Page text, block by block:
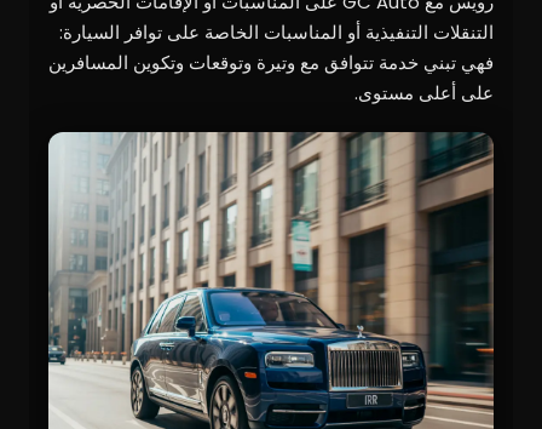
التنقلات التنفيذية أو المناسبات الخاصة على توافر السيارة:
فهي تبني خدمة تتوافق مع وتيرة وتوقعات وتكوين المسافرين
على أعلى مستوى.